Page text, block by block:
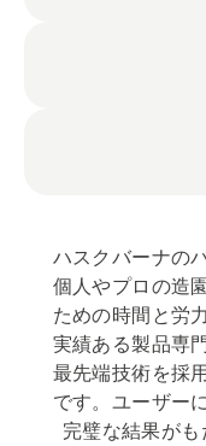
ハスクバーナの
個人やプロの造
ための時間と労
実績ある製品専
最先端技術を採
です。ユーザー
完璧な結果が